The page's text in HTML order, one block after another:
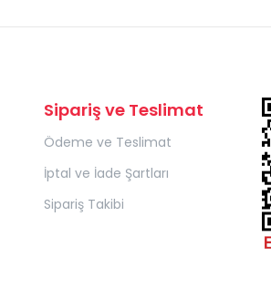
Sipariş ve Teslimat
Ödeme ve Teslimat
İptal ve İade Şartları
Sipariş Takibi